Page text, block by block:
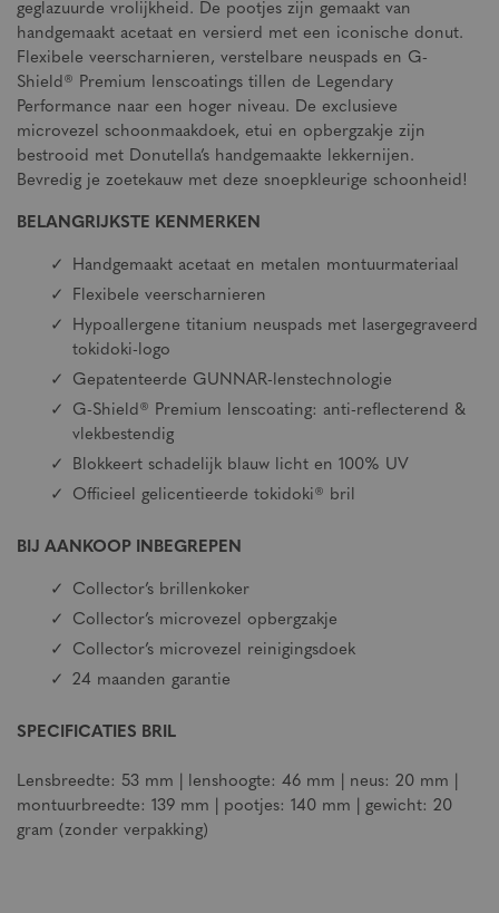
geglazuurde vrolijkheid. De pootjes zijn gemaakt van
handgemaakt acetaat en versierd met een iconische donut.
Flexibele veerscharnieren, verstelbare neuspads en G-
Shield® Premium lenscoatings tillen de Legendary
Performance naar een hoger niveau. De exclusieve
microvezel schoonmaakdoek, etui en opbergzakje zijn
bestrooid met Donutella’s handgemaakte lekkernijen.
Bevredig je zoetekauw met deze snoepkleurige schoonheid!
BELANGRIJKSTE KENMERKEN
Handgemaakt acetaat en metalen montuurmateriaal
Flexibele veerscharnieren
Hypoallergene titanium neuspads met lasergegraveerd
tokidoki-logo
Gepatenteerde GUNNAR-lenstechnologie
G-Shield® Premium lenscoating: anti-reflecterend &
vlekbestendig
Blokkeert schadelijk blauw licht en 100% UV
Officieel gelicentieerde tokidoki® bril
BIJ AANKOOP INBEGREPEN
Collector’s brillenkoker
Collector’s microvezel opbergzakje
Collector’s microvezel reinigingsdoek
24 maanden garantie
SPECIFICATIES BRIL
Lensbreedte: 53 mm | lenshoogte: 46 mm | neus: 20 mm |
montuurbreedte: 139 mm | pootjes: 140 mm | gewicht: 20
gram (zonder verpakking)